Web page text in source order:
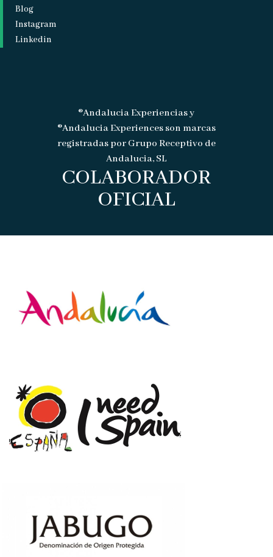
Blog
Instagram
Linkedin
®Andalucia Experiencias y
®Andalucia Experiences son marcas
registradas por Grupo Receptivo de
Andalucia, SL
COLABORADOR
OFICIAL